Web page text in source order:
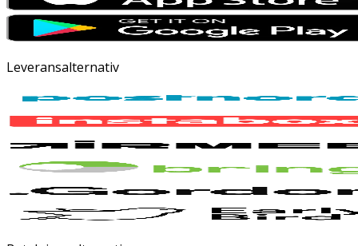
Leveransalternativ